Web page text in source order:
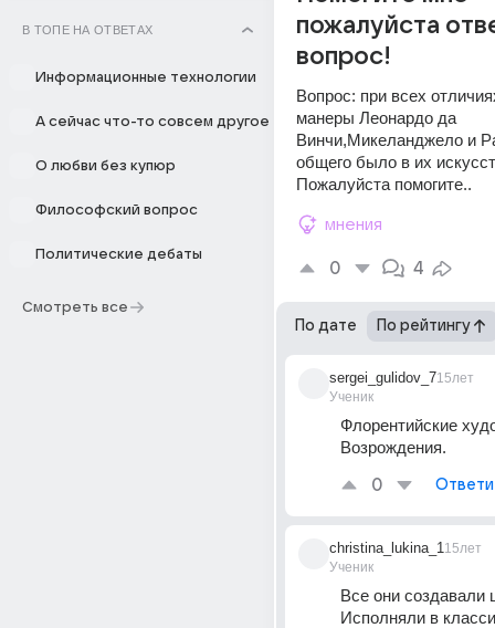
В ТОПЕ НА ОТВЕТАХ
Информационные технологии
А сейчас что-то совсем другое
О любви без купюр
Философский вопрос
Политические дебаты
Смотреть все
пожалуйста
вопрос!
Вопрос: при всех
манеры Леонардо да
Винчи,Микеланджело и
общего было в их
Пожалуйста помогите..
мнения
0 4
По дате По рейтингу
sergei_gulidov_7
Ученик
15лет
Флорентийские
Возрождения.
0
christina_lukina_1
Ученик
15лет
Все они создавали
Исполняли в